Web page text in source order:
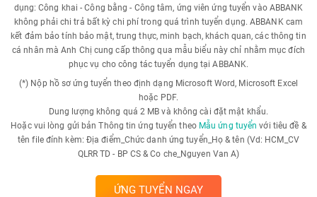
dụng: Công khai - Công bằng - Công tâm, ứng viên ứng tuyển vào ABBANK
không phải chi trả bất kỳ chi phí trong quá trình tuyển dụng. ABBANK cam
kết đảm bảo tính bảo mật, trung thực, minh bạch, khách quan, các thông tin
cá nhân mà Anh Chị cung cấp thông qua mẫu biểu này chỉ nhằm mục đích
phục vụ cho công tác tuyển dụng tại ABBANK.
(*) Nộp hồ sơ ứng tuyển theo định dạng Microsoft Word, Microsoft Excel
hoặc PDF.
Dung lượng không quá 2 MB và không cài đặt mật khẩu.
Hoặc vui lòng gửi bản Thông tin ứng tuyển theo Mẫu ứng tuyển với tiêu đề &
tên file đính kèm: Địa điểm_Chức danh ứng tuyển_Họ & tên (Vd: HCM_CV
QLRR TD - BP CS & Co che_Nguyen Van A)
ỨNG TUYỂN NGAY